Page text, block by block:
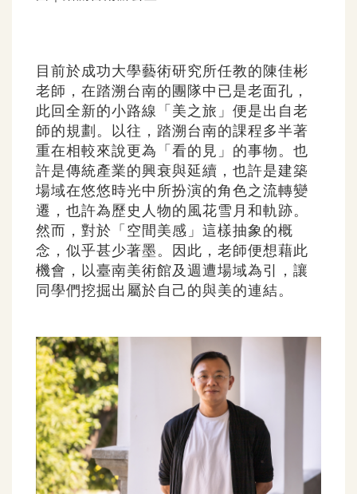
目前於成功大學藝術研究所任教的陳佳彬
老師，在踏溯台南的團隊中已是老面孔，
此回全新的小路線「美之旅」便是出自老
師的規劃。以往，踏溯台南的課程多半著
重在相較來說更為「看的見」的事物。也
許是傳統產業的興衰與延續，也許是建築
場域在悠悠時光中所扮演的角色之流轉變
遷，也許為歷史人物的風花雪月和軌跡。
然而，對於「空間美感」這樣抽象的概
念，似乎甚少著墨。因此，老師便想藉此
機會，以臺南美術館及週遭場域為引，讓
同學們挖掘出屬於自己的與美的連結。